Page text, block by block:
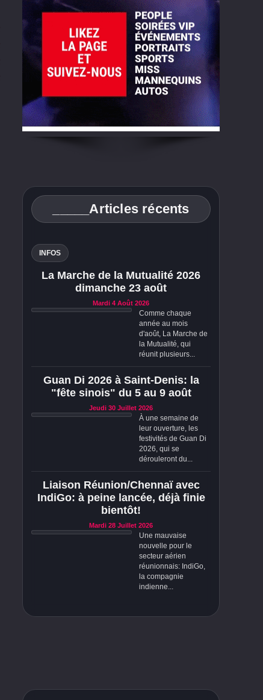
_____Articles récents
INFOS
La Marche de la Mutualité 2026
dimanche 23 août
Mardi 4 Août 2026
Comme chaque
année au mois
d'août, La Marche de
la Mutualité, qui
réunit plusieurs...
Guan Di 2026 à Saint-Denis: la
"fête sinois" du 5 au 9 août
Jeudi 30 Juillet 2026
À une semaine de
leur ouverture, les
festivités de Guan Di
2026, qui se
dérouleront du...
Liaison Réunion/Chennaï avec
IndiGo: à peine lancée, déjà finie
bientôt!
Mardi 28 Juillet 2026
Une mauvaise
nouvelle pour le
secteur aérien
réunionnais: IndiGo,
la compagnie
indienne...